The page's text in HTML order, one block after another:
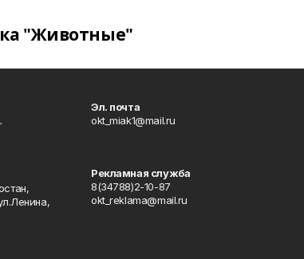
"Животные"
Эл. почта
okt_miak1@mail.ru
Рекламная служба
8(34788)2-10-87
okt_reklama@mail.ru